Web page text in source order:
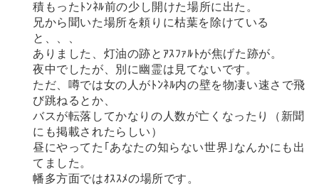
積もったﾄﾝﾈﾙ前の少し開けた場所に出た。
兄から聞いた場所を頼りに枯葉を除けている
と、、、
ありました、灯油の跡とｱｽﾌｧﾙﾄが焦げた跡が。
夜中でしたが、別に幽霊は見てないです。
ただ、噂では女の人がﾄﾝﾈﾙ内の壁を物凄い速さで飛
び跳ねるとか、
バスが転落してかなりの人数が亡くなったり（新聞
にも掲載されたらしい）
昼にやってた｢あなたの知らない世界｣なんかにも出
てました。
幡多方面ではｵｽｽﾒの場所です。